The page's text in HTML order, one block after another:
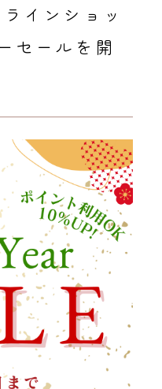
インショッ
セールを開